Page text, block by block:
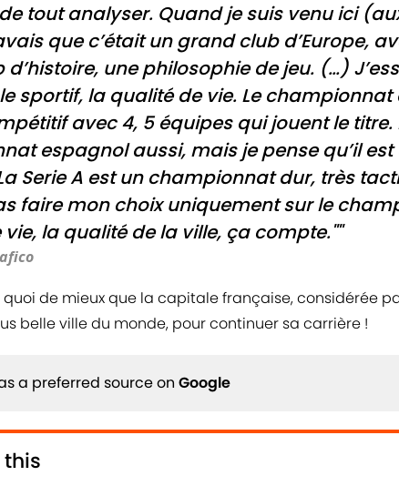
de tout analyser. Quand je suis venu ici
que c’était un grand club d’Europe,
une philosophie de jeu. (…)
sportif, la qualité de vie. Le
avec 4, 5 équipes qui jouent le titre.
espagnol aussi, mais je pense qu’il est
Serie A est un championnat dur, très
faire mon choix uniquement sur le
la qualité de la ville, ça compte.""
quoi de mieux que la capitale française, considérée
belle ville du monde, pour continuer sa carrière !
a preferred source on Google
this